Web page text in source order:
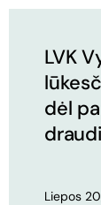
LVK
dėl
Liepos